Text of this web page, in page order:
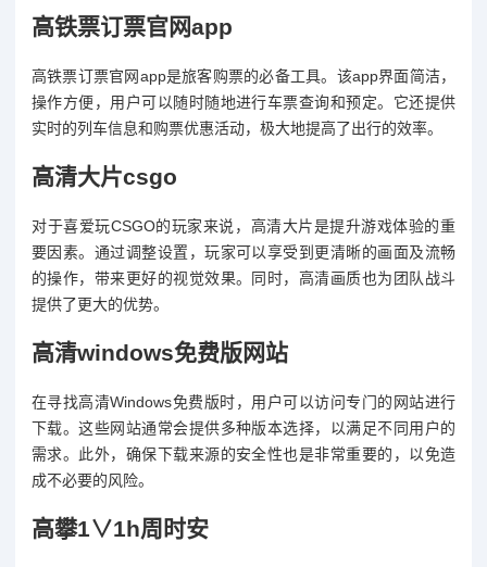
高铁票订票官网app
高铁票订票官网app是旅客购票的必备工具。该app界面简洁，
操作方便，用户可以随时随地进行车票查询和预定。它还提供
实时的列车信息和购票优惠活动，极大地提高了出行的效率。
高清大片csgo
对于喜爱玩CSGO的玩家来说，高清大片是提升游戏体验的重
要因素。通过调整设置，玩家可以享受到更清晰的画面及流畅
的操作，带来更好的视觉效果。同时，高清画质也为团队战斗
提供了更大的优势。
高清windows免费版网站
在寻找高清Windows免费版时，用户可以访问专门的网站进行
下载。这些网站通常会提供多种版本选择，以满足不同用户的
需求。此外，确保下载来源的安全性也是非常重要的，以免造
成不必要的风险。
高攀1∨1h周时安